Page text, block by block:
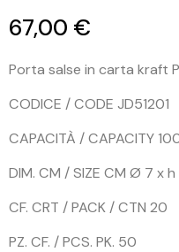
67,00 €
Porta salse in carta kraft
CODICE / CODE JD51201
CAPACITÀ / CAPACITY
DIM. CM / SIZE CM Ø 7 x
CF. CRT / PACK / CTN 20
PZ. CF. / PCS. PK. 50